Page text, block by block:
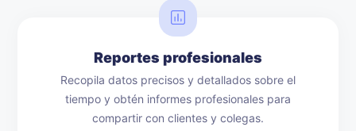
Reportes profesionales
Recopila datos precisos y detallados sobre el
tiempo y obtén informes profesionales para
compartir con clientes y colegas.